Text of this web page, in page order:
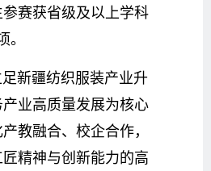
赛获省级及以上学科
。
新疆纺织服装产业升
业高质量发展为核心
教融合、校企合作，
精神与创新能力的高